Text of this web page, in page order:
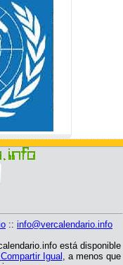
:: info@vercalendario.info
está disponible
Igual , a menos que